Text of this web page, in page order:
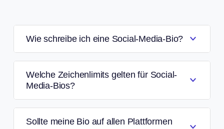
Wie schreibe ich eine Social-Media-Bio?
Welche Zeichenlimits gelten für Social-
Media-Bios?
Sollte meine Bio auf allen Plattformen